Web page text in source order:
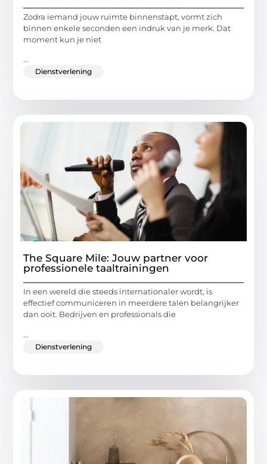
Zodra iemand jouw ruimte binnenstapt, vormt zich
binnen enkele seconden een indruk van je merk. Dat
moment kun je niet
...
Dienstverlening
The Square Mile: Jouw partner voor
professionele taaltrainingen
In een wereld die steeds internationaler wordt, is
effectief communiceren in meerdere talen belangrijker
dan ooit. Bedrijven en professionals die
...
Dienstverlening